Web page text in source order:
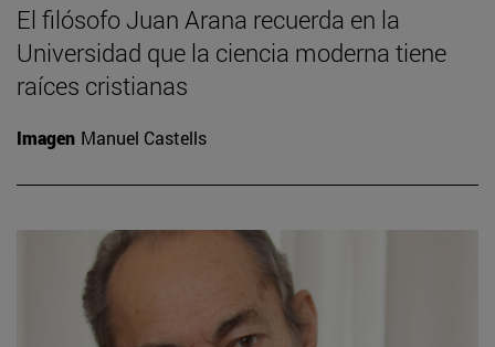
El filósofo Juan Arana recuerda en la
Universidad que la ciencia moderna tiene
raíces cristianas
Imagen Manuel Castells